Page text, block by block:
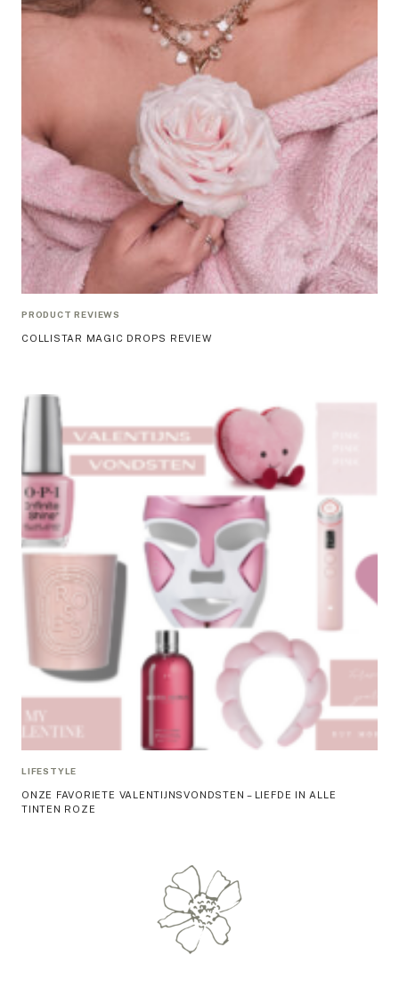
PRODUCT REVIEWS
COLLISTAR MAGIC DROPS REVIEW
LIFESTYLE
ONZE FAVORIETE VALENTIJNSVONDSTEN – LIEFDE IN ALLE
TINTEN ROZE